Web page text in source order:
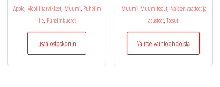
Apple, Mobiilitarvikkeet, Muumi, Puhelim
ille, Puhelinkuoret
Lisää ostoskoriin
Muumi, Muumitossut, Naisten vaatteet ja
asusteet, Tossut
Valitse vaihtoehdoista
Tällä